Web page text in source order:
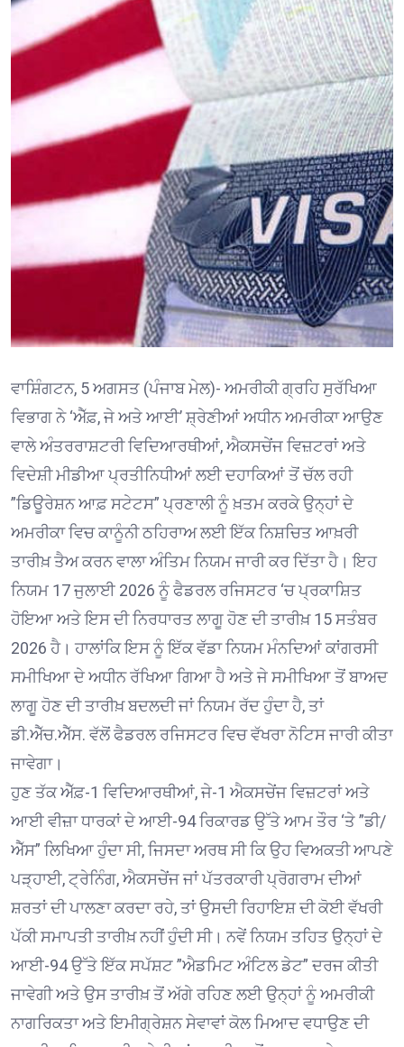
ਵਾਸ਼ਿੰਗਟਨ, 5 ਅਗਸਤ (ਪੰਜਾਬ ਮੇਲ)- ਅਮਰੀਕੀ ਗ੍ਰਹਿ ਸੁਰੱਖਿਆ
ਵਿਭਾਗ ਨੇ ‘ਐੱਫ਼, ਜੇ ਅਤੇ ਆਈ’ ਸ਼੍ਰੇਣੀਆਂ ਅਧੀਨ ਅਮਰੀਕਾ ਆਉਣ
ਵਾਲੇ ਅੰਤਰਰਾਸ਼ਟਰੀ ਵਿਦਿਆਰਥੀਆਂ, ਐਕਸਚੇਂਜ ਵਿਜ਼ਟਰਾਂ ਅਤੇ
ਵਿਦੇਸ਼ੀ ਮੀਡੀਆ ਪ੍ਰਤੀਨਿਧੀਆਂ ਲਈ ਦਹਾਕਿਆਂ ਤੋਂ ਚੱਲ ਰਹੀ
”ਡਿਊਰੇਸ਼ਨ ਆਫ਼ ਸਟੇਟਸ” ਪ੍ਰਣਾਲੀ ਨੂੰ ਖ਼ਤਮ ਕਰਕੇ ਉਨ੍ਹਾਂ ਦੇ
ਅਮਰੀਕਾ ਵਿਚ ਕਾਨੂੰਨੀ ਠਹਿਰਾਅ ਲਈ ਇੱਕ ਨਿਸ਼ਚਿਤ ਆਖ਼ਰੀ
ਤਾਰੀਖ਼ ਤੈਅ ਕਰਨ ਵਾਲਾ ਅੰਤਿਮ ਨਿਯਮ ਜਾਰੀ ਕਰ ਦਿੱਤਾ ਹੈ। ਇਹ
ਨਿਯਮ 17 ਜੁਲਾਈ 2026 ਨੂੰ ਫੈਡਰਲ ਰਜਿਸਟਰ ‘ਚ ਪ੍ਰਕਾਸ਼ਿਤ
ਹੋਇਆ ਅਤੇ ਇਸ ਦੀ ਨਿਰਧਾਰਤ ਲਾਗੂ ਹੋਣ ਦੀ ਤਾਰੀਖ਼ 15 ਸਤੰਬਰ
2026 ਹੈ। ਹਾਲਾਂਕਿ ਇਸ ਨੂੰ ਇੱਕ ਵੱਡਾ ਨਿਯਮ ਮੰਨਦਿਆਂ ਕਾਂਗਰਸੀ
ਸਮੀਖਿਆ ਦੇ ਅਧੀਨ ਰੱਖਿਆ ਗਿਆ ਹੈ ਅਤੇ ਜੇ ਸਮੀਖਿਆ ਤੋਂ ਬਾਅਦ
ਲਾਗੂ ਹੋਣ ਦੀ ਤਾਰੀਖ਼ ਬਦਲਦੀ ਜਾਂ ਨਿਯਮ ਰੱਦ ਹੁੰਦਾ ਹੈ, ਤਾਂ
ਡੀ.ਐੱਚ.ਐੱਸ. ਵੱਲੋਂ ਫੈਡਰਲ ਰਜਿਸਟਰ ਵਿਚ ਵੱਖਰਾ ਨੋਟਿਸ ਜਾਰੀ ਕੀਤਾ
ਜਾਵੇਗਾ।
ਹੁਣ ਤੱਕ ਐੱਫ਼-1 ਵਿਦਿਆਰਥੀਆਂ, ਜੇ-1 ਐਕਸਚੇਂਜ ਵਿਜ਼ਟਰਾਂ ਅਤੇ
ਆਈ ਵੀਜ਼ਾ ਧਾਰਕਾਂ ਦੇ ਆਈ-94 ਰਿਕਾਰਡ ਉੱਤੇ ਆਮ ਤੌਰ ‘ਤੇ ”ਡੀ/
ਐੱਸ” ਲਿਖਿਆ ਹੁੰਦਾ ਸੀ, ਜਿਸਦਾ ਅਰਥ ਸੀ ਕਿ ਉਹ ਵਿਅਕਤੀ ਆਪਣੇ
ਪੜ੍ਹਾਈ, ਟ੍ਰੇਨਿੰਗ, ਐਕਸਚੇਂਜ ਜਾਂ ਪੱਤਰਕਾਰੀ ਪ੍ਰੋਗਰਾਮ ਦੀਆਂ
ਸ਼ਰਤਾਂ ਦੀ ਪਾਲਣਾ ਕਰਦਾ ਰਹੇ, ਤਾਂ ਉਸਦੀ ਰਿਹਾਇਸ਼ ਦੀ ਕੋਈ ਵੱਖਰੀ
ਪੱਕੀ ਸਮਾਪਤੀ ਤਾਰੀਖ਼ ਨਹੀਂ ਹੁੰਦੀ ਸੀ। ਨਵੇਂ ਨਿਯਮ ਤਹਿਤ ਉਨ੍ਹਾਂ ਦੇ
ਆਈ-94 ਉੱਤੇ ਇੱਕ ਸਪੱਸ਼ਟ ”ਐਡਮਿਟ ਅੰਟਿਲ ਡੇਟ” ਦਰਜ ਕੀਤੀ
ਜਾਵੇਗੀ ਅਤੇ ਉਸ ਤਾਰੀਖ਼ ਤੋਂ ਅੱਗੇ ਰਹਿਣ ਲਈ ਉਨ੍ਹਾਂ ਨੂੰ ਅਮਰੀਕੀ
ਨਾਗਰਿਕਤਾ ਅਤੇ ਇਮੀਗ੍ਰੇਸ਼ਨ ਸੇਵਾਵਾਂ ਕੋਲ ਮਿਆਦ ਵਧਾਉਣ ਦੀ